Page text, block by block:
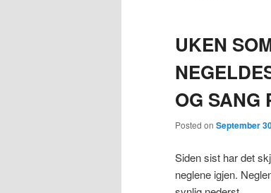
UKEN
OG SANG
Posted on September
Siden sist har det
neglene igjen.